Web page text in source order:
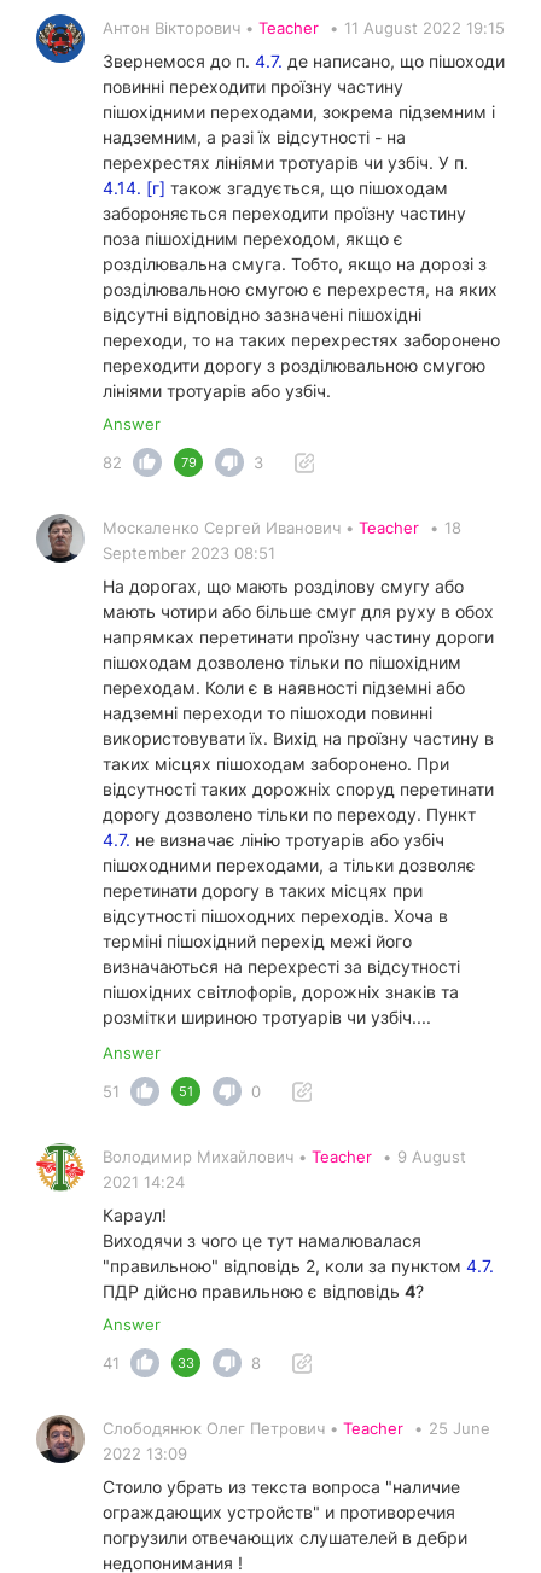
Антон Вікторович • Teacher • 11 August 2022 19:15
Звернемося до п. 4.7. де написано, що пішоходи
повинні переходити проїзну частину
пішохідними переходами, зокрема підземним і
надземним, а разі їх відсутності - на
перехрестях лініями тротуарів чи узбіч. У п.
4.14. [г] також згадується, що пішоходам
забороняється переходити проїзну частину
поза пішохідним переходом, якщо є
розділювальна смуга. Тобто, якщо на дорозі з
розділювальною смугою є перехрестя, на яких
відсутні відповідно зазначені пішохідні
переходи, то на таких перехрестях заборонено
переходити дорогу з розділювальною смугою
лініями тротуарів або узбіч.
Answer
82
79 3
Москаленко Сергей Иванович • Teacher • 18
September 2023 08:51
На дорогах, що мають розділову смугу або
мають чотири або більше смуг для руху в обох
напрямках перетинати проїзну частину дороги
пішоходам дозволено тільки по пішохідним
переходам. Коли є в наявності підземні або
надземні переходи то пішоходи повинні
використовувати їх. Вихід на проїзну частину в
таких місцях пішоходам заборонено. При
відсутності таких дорожніх споруд перетинати
дорогу дозволено тільки по переходу. Пункт
4.7. не визначає лінію тротуарів або узбіч
пішоходними переходами, а тільки дозволяє
перетинати дорогу в таких місцях при
відсутності пішоходних переходів. Хоча в
терміні пішохідний перехід межі його
визначаються на перехресті за відсутності
пішохідних світлофорів, дорожніх знаків та
розмітки шириною тротуарів чи узбіч....
Answer
51
51 0
Володимир Михайлович • Teacher • 9 August
2021 14:24
Караул!
Виходячи з чого це тут намалювалася
"правильною" відповідь 2, коли за пунктом 4.7.
ПДР дійсно правильною є відповідь 4?
Answer
41
33 8
Слободянюк Олег Петрович • Teacher • 25 June
2022 13:09
Стоило убрать из текста вопроса "наличие
ограждающих устройств" и противоречия
погрузили отвечающих слушателей в дебри
недопонимания !